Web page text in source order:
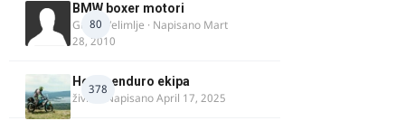
80
BMW boxer motori
Guest Velimlje · Napisano Mart
28, 2010
378
Heavy enduro ekipa
živke · NapisanoApril 17, 2025